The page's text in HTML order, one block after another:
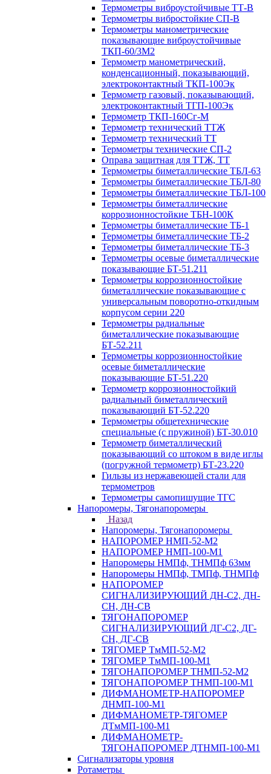
Термометры виброустойчивые ТТ-В
Термометры вибростойкие СП-В
Термометры манометрические
показывающие виброустойчивые
ТКП-60/3М2
Термометр манометрический,
конденсационный, показывающий,
электроконтактный ТКП-100Эк
Термометр газовый, показывающий,
электроконтактный ТГП-100Эк
Термометр ТКП-160Сг-М
Термометр технический ТТЖ
Термометр технический ТТ
Термометры технические СП-2
Оправа защитная для ТТЖ, ТТ
Термометры биметаллические ТБЛ-63
Термометры биметаллические ТБЛ-80
Термометры биметаллические ТБЛ-100
Термометры биметаллические
коррозионностойкие ТБН-100К
Термометры биметаллические ТБ-1
Термометры биметаллические ТБ-2
Термометры биметаллические ТБ-3
Термометры осевые биметаллические
показывающие БТ-51.211
Термометры коррозионностойкие
биметаллические показывающие с
универсальным поворотно-откидным
корпусом серии 220
Термометры радиальные
биметаллические показывающие
БТ-52.211
Термометры коррозионностойкие
осевые биметаллические
показывающие БТ-51.220
Термометр коррозионностойкий
радиальный биметаллический
показывающий БТ-52.220
Термометры общетехнические
специальные (с пружиной) БТ-30.010
Термометр биметаллический
показывающий со штоком в виде иглы
(погружной термометр) БТ-23.220
Гильзы из нержавеющей стали для
термометров
Термометры самопишущие ТГС
Напоромеры, Тягонапоромеры
Назад
Напоромеры, Тягонапоромеры
НАПОРОМЕР НМП-52-М2
НАПОРОМЕР НМП-100-М1
Напоромеры НМПф, ТНМПф 63мм
Напоромеры НМПф, ТМПф, ТНМПф
НАПОРОМЕР
СИГНАЛИЗИРУЮЩИЙ ДН-С2, ДН-
СН, ДН-СВ
ТЯГОНАПОРОМЕР
СИГНАЛИЗИРУЮЩИЙ ДГ-С2, ДГ-
СН, ДГ-СВ
ТЯГОМЕР ТмМП-52-М2
ТЯГОМЕР ТмМП-100-М1
ТЯГОНАПОРОМЕР ТНМП-52-М2
ТЯГОНАПОРОМЕР ТНМП-100-М1
ДИФМАНОМЕТР-НАПОРОМЕР
ДНМП-100-М1
ДИФМАНОМЕТР-ТЯГОМЕР
ДТмМП-100-М1
ДИФМАНОМЕТР-
ТЯГОНАПОРОМЕР ДТНМП-100-М1
Сигнализаторы уровня
Ротаметры